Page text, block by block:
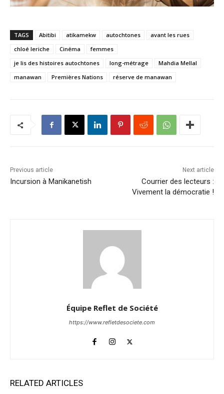
TAGS Abitibi atikamekw autochtones
avant les rues
chloé leriche
Cinéma
femmes
je lis des histoires autochtones
long-métrage
Mahdia Mellal
manawan
Premières Nations réserve de manawan
Previous article
Incursion à Manikanetish
Next article
Courrier des lecteurs :
Vivement la démocratie !
Équipe Reflet de Société
https://www.refletdesociete.com
RELATED ARTICLES